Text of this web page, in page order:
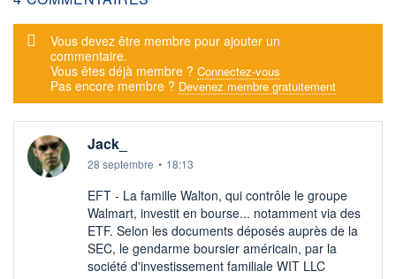
Message d'alerte
Vous devez être membre pour ajouter un
commentaire.
Vous êtes déjà membre ? Connectez-vous
Pas encore membre ? Devenez membre gratuitement
Jack_
28 septembre • 18:13
EFT - La famille Walton, qui contrôle le groupe
Walmart, investit en bourse... notamment via des
ETF. Selon les documents déposés auprès de la
SEC, le gendarme boursier américain, par la
société d'investissement familiale WIT LLC